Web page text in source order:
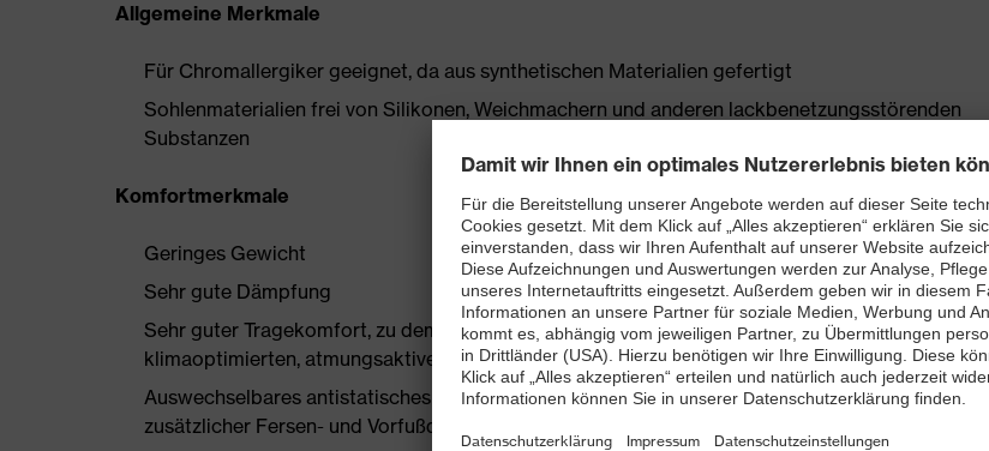
Allgemeine Merkmale
Für Chromallergiker geeignet, da aus synthetischen Materialien gefertigt
Sohlenmaterialien frei von Silikonen, Weichmachern und anderen lackbenetzungsstörenden
Substanzen
Komfortmerkmale
Geringes Gewicht
Sehr gute Dämpfung
Sehr guter Tragekomfort, zu dem ein neu entwickelter Leisten ebenso beiträgt wie die
klimaoptimierten, atmungsaktiven Materialien
Auswechselbares antistatisches Komfortfußbett mit Feuchtigkeitstransportsystem und
zusätzlicher Fersen- und Vorfußdämpfung